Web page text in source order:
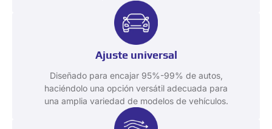
Ajuste universal
Diseñado para encajar 95%-99% de autos,
haciéndolo una opción versátil adecuada para
una amplia variedad de modelos de vehículos.